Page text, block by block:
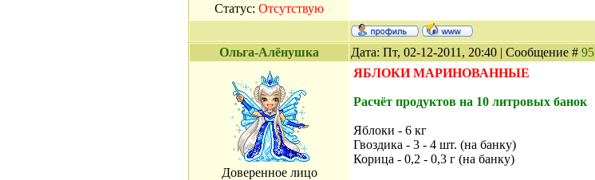
Статус: Отсутствую
Ольга-Алёнушка Дата: Пт, 02-12-2011, 20:40 | Сообщение # 95
Доверенное лицо
ЯБЛОКИ МАРИНОВАННЫЕ
Расчёт продуктов на 10 литровых банок
Яблоки - 6 кг
Гвоздика - 3 - 4 шт. (на банку)
Корица - 0,2 - 0,3 г (на банку)